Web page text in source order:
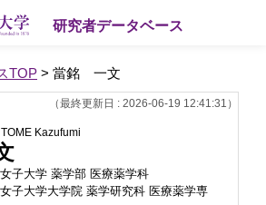
研究者データベース
TOP > 當銘 一文
（最終更新日 : 2026-06-19 12:41:31）
TOME Kazufumi
子大学 薬学部 医療薬学科
子大学大学院 薬学研究科 医療薬学専